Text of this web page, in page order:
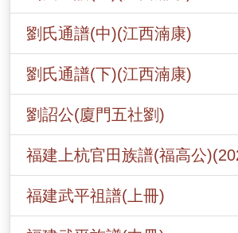
劉氏通譜(中)(江西湳康)
劉氏通譜(下)(江西湳康)
劉詔公(廈門五社劉)
福建上杭官田族譜(福高公
福建武平祖譜(上冊)